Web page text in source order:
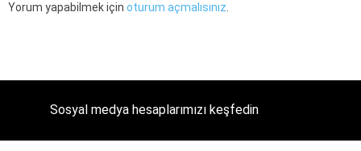
Yorum yapabilmek için oturum açmalısınız.
Sosyal medya hesaplarımızı keşfedin